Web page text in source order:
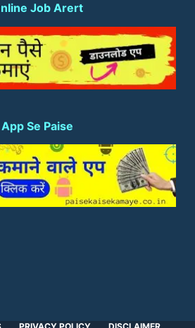
Job Arert
App Se Paise